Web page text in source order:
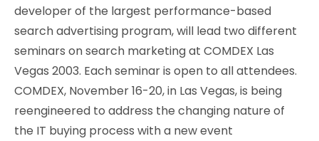
developer of the largest performance-based
search advertising program, will lead two different
seminars on search marketing at COMDEX Las
Vegas 2003. Each seminar is open to all attendees.
COMDEX, November 16-20, in Las Vegas, is being
reengineered to address the changing nature of
the IT buying process with a new event